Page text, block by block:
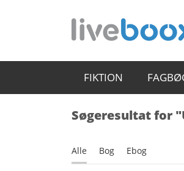
FIKTION
Søgeresultat for
Alle Bog Ebog